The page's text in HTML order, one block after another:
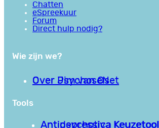
Chatten
eSpreekuur
Forum
Direct hulp nodig?
Wie zijn we?
Over PsychoseNet
Over Jim van Os
Tools
Antipsychotica Keuzetool
Antidepressiva Keuzetool